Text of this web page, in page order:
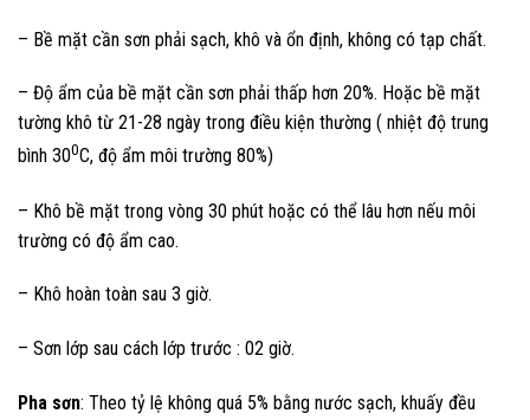
– Bề mặt cần sơn phải sạch, khô và ổn định, không có tạp chất.
– Độ ẩm của bề mặt cần sơn phải thấp hơn 20%. Hoặc bề mặt
tường khô từ 21-28 ngày trong điều kiện thường ( nhiệt độ trung
bình 300C, độ ẩm môi trường 80%)
– Khô bề mặt trong vòng 30 phút hoặc có thể lâu hơn nếu môi
trường có độ ẩm cao.
– Khô hoàn toàn sau 3 giờ.
– Sơn lớp sau cách lớp trước : 02 giờ.
Pha sơn: Theo tỷ lệ không quá 5% bằng nước sạch, khuấy đều